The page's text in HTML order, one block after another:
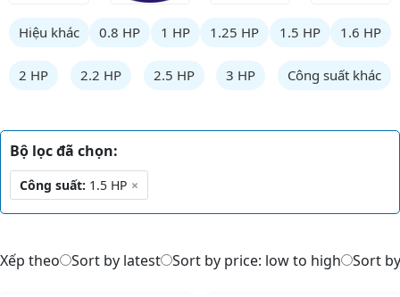
Hiệu khác 0.8 HP 1 HP 1.25 HP 1.5 HP 1.6 HP
2 HP 2.2 HP 2.5 HP 3 HP Công suất khác
Bộ lọc đã chọn:
Công suất: 1.5 HP ×
Xếp theo Sort by latest Sort by price: low to high Sort